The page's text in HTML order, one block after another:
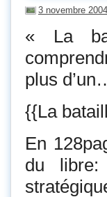
3 novembre 2004
« La
plus
{{La
En
du libre: